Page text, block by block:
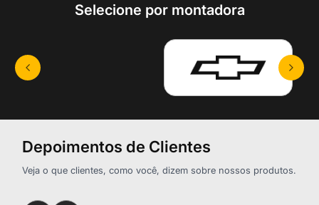
Selecione por montadora
Depoimentos de Clientes
Veja o que clientes, como você, dizem sobre nossos produtos.